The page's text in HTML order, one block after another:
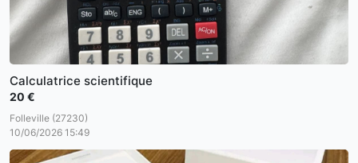
Calculatrice scientifique
20 €
Folleville (27230)
10/06/2026 15:49